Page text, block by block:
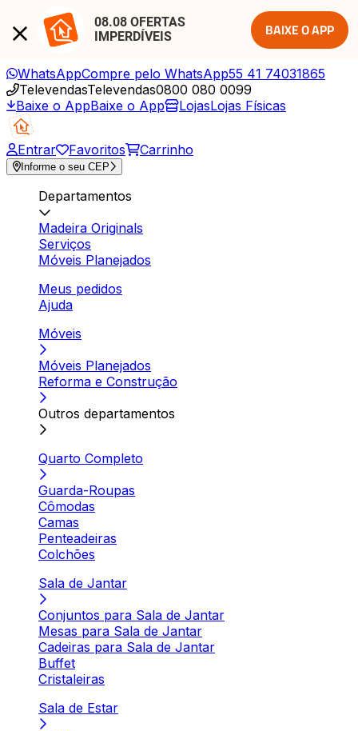
08.08 OFERTAS
IMPERDÍVEIS
BAIXE O APP
WhatsAppCompre pelo WhatsApp55 41 74031865
TelevendasTelevendas0800 080 0099
Baixe o AppBaixe o App LojasLojas Físicas
Entrar Favoritos Carrinho
Informe o seu CEP
Departamentos
Madeira Originals
Serviços
Móveis Planejados
Meus pedidos
Ajuda
Móveis
Móveis Planejados
Reforma e Construção
Outros departamentos
Quarto Completo
Guarda-Roupas
Cômodas
Camas
Penteadeiras
Colchões
Sala de Jantar
Conjuntos para Sala de Jantar
Mesas para Sala de Jantar
Cadeiras para Sala de Jantar
Buffet
Cristaleiras
Sala de Estar